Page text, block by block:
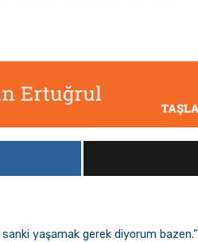
yaşamak gerek diyorum bazen.”